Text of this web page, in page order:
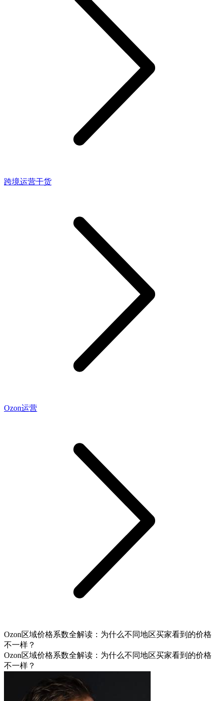
跨境运营干货
Ozon运营
Ozon区域价格系数全解读：为什么不同地区买家看到的价格
不一样？
Ozon区域价格系数全解读：为什么不同地区买家看到的价格
不一样？